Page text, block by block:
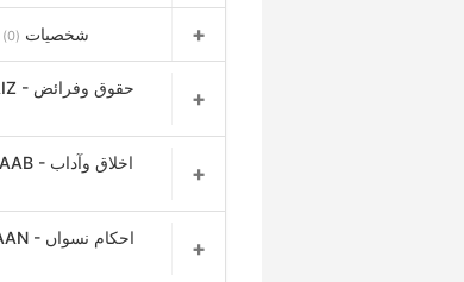
0130 - SHAQSIYYAAT - شخصیات (0)
0140 - HUQOOQ O FARAIZ - حقوق وفرائض
0160 - AKHLAAQ O AADAAB - اخلاق وآداب
0161 - AHKAAM E NISWAAN - احکام نسواں